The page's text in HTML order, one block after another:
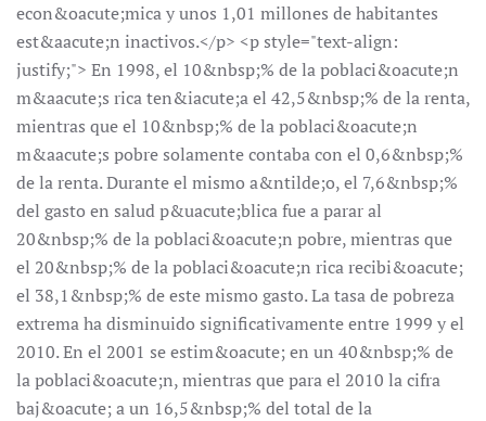
econ&oacute;mica y unos 1,01 millones de habitantes
est&aacute;n inactivos.</p> <p style="text-align:
justify;"> En 1998, el 10&nbsp;% de la poblaci&oacute;n
m&aacute;s rica ten&iacute;a el 42,5&nbsp;% de la renta,
mientras que el 10&nbsp;% de la poblaci&oacute;n
m&aacute;s pobre solamente contaba con el 0,6&nbsp;%
de la renta. Durante el mismo a&ntilde;o, el 7,6&nbsp;%
del gasto en salud p&uacute;blica fue a parar al
20&nbsp;% de la poblaci&oacute;n pobre, mientras que
el 20&nbsp;% de la poblaci&oacute;n rica recibi&oacute;
el 38,1&nbsp;% de este mismo gasto. La tasa de pobreza
extrema ha disminuido significativamente entre 1999 y el
2010. En el 2001 se estim&oacute; en un 40&nbsp;% de
la poblaci&oacute;n, mientras que para el 2010 la cifra
baj&oacute; a un 16,5&nbsp;% del total de la